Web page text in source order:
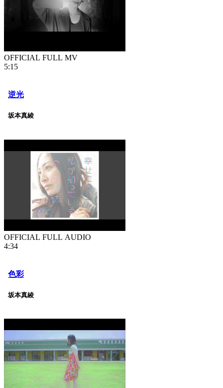
OFFICIAL FULL MV
5:15
逆光
坂本真綾
OFFICIAL FULL AUDIO
4:34
色彩
坂本真綾